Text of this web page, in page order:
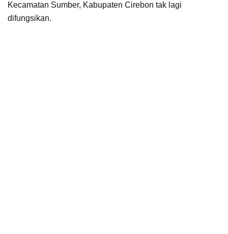
Kecamatan Sumber, Kabupaten Cirebon tak lagi
difungsikan.